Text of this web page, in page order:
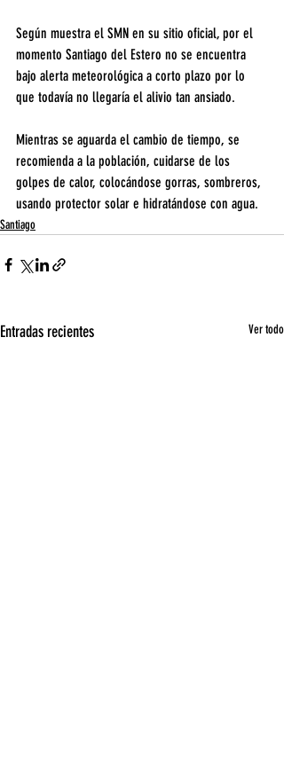
Según muestra el SMN en su sitio oficial, por el
momento Santiago del Estero no se encuentra
bajo alerta meteorológica a corto plazo por lo
que todavía no llegaría el alivio tan ansiado.
Mientras se aguarda el cambio de tiempo, se
recomienda a la población, cuidarse de los
golpes de calor, colocándose gorras, sombreros,
usando protector solar e hidratándose con agua.
Santiago
Entradas recientes Ver todo